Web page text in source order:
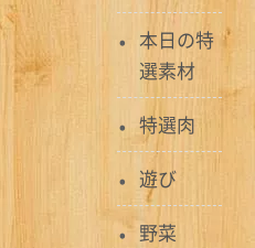
本日の特
選素材
特選肉
遊び
野菜